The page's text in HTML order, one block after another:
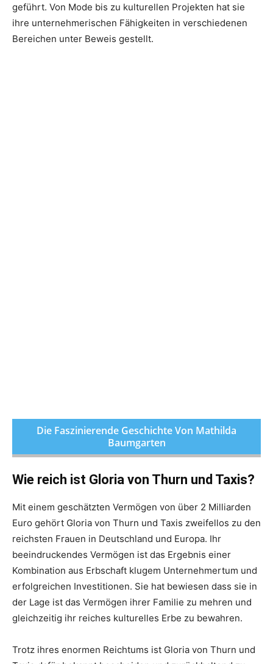
geführt. Von Mode bis zu kulturellen Projekten hat sie
ihre unternehmerischen Fähigkeiten in verschiedenen
Bereichen unter Beweis gestellt.
Die Faszinierende Geschichte Von Mathilda
Baumgarten
Wie reich ist Gloria von Thurn und Taxis?
Mit einem geschätzten Vermögen von über 2 Milliarden
Euro gehört Gloria von Thurn und Taxis zweifellos zu den
reichsten Frauen in Deutschland und Europa. Ihr
beeindruckendes Vermögen ist das Ergebnis einer
Kombination aus Erbschaft klugem Unternehmertum und
erfolgreichen Investitionen. Sie hat bewiesen dass sie in
der Lage ist das Vermögen ihrer Familie zu mehren und
gleichzeitig ihr reiches kulturelles Erbe zu bewahren.
Trotz ihres enormen Reichtums ist Gloria von Thurn und